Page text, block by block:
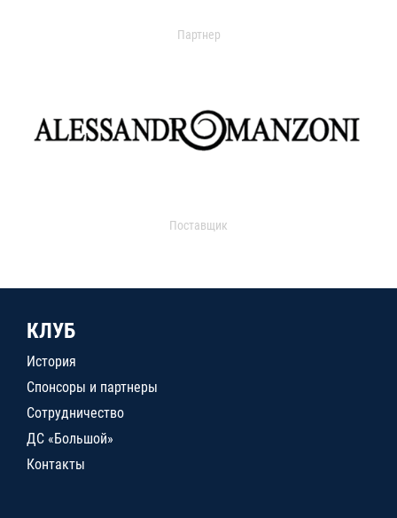
Партнер
Поставщик
КЛУБ
История
Спонсоры и партнеры
Сотрудничество
ДС «Большой»
Контакты